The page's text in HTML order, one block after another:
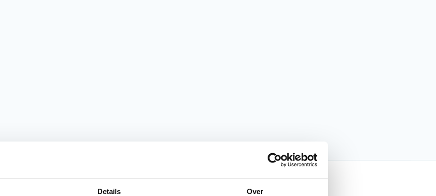
Details Over